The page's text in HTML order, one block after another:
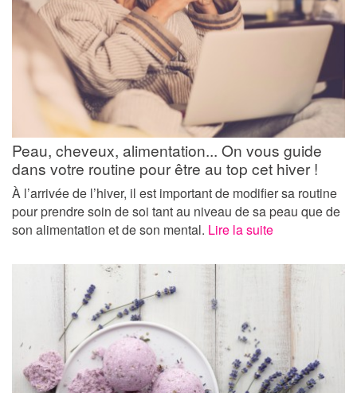
Peau, cheveux, alimentation... On vous guide
dans votre routine pour être au top cet hiver !
À l’arrivée de l’hiver, il est important de modifier sa routine
pour prendre soin de soi tant au niveau de sa peau que de
son alimentation et de son mental. Lire la suite